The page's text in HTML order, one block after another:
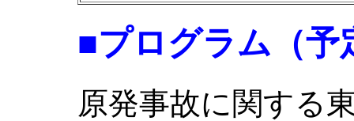
■プログラム（予
原発事故に関する